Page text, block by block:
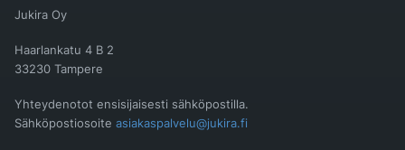
Jukira Oy
Haarlankatu 4 B 2
33230 Tampere
Yhteydenotot ensisijaisesti sähköpostilla.
Sähköpostiosoite asiakaspalvelu@jukira.fi